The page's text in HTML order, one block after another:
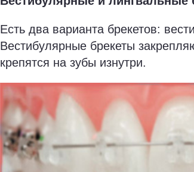
Есть два варианта брекетов:
Вестибулярные брекеты
крепятся на зубы изнутри.